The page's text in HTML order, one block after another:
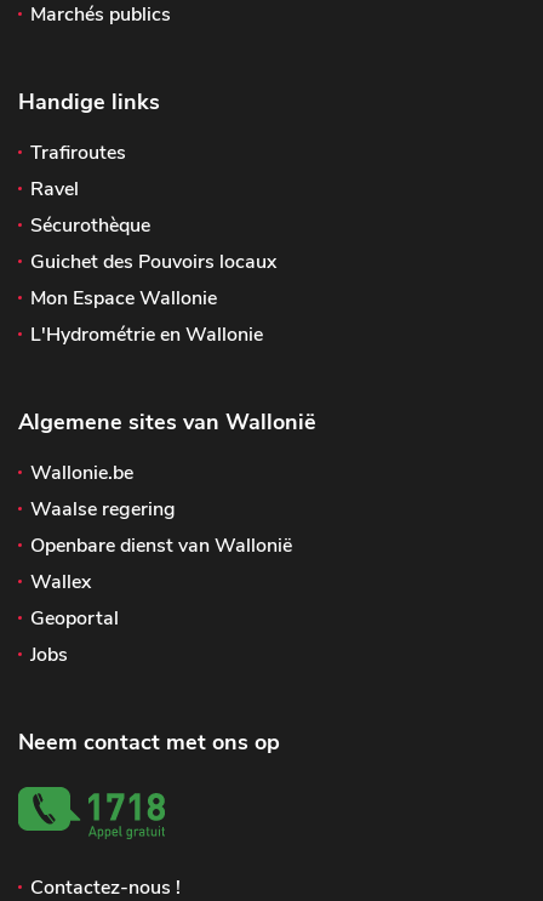
Marchés publics
Handige links
Trafiroutes
Ravel
Sécurothèque
Guichet des Pouvoirs locaux
Mon Espace Wallonie
L'Hydrométrie en Wallonie
Algemene sites van Wallonië
Wallonie.be
Waalse regering
Openbare dienst van Wallonië
Wallex
Geoportal
Jobs
Neem contact met ons op
Contactez-nous !